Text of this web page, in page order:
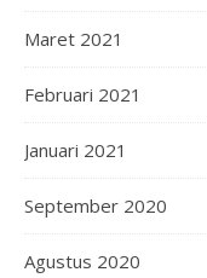
Maret 2021
Februari 2021
Januari 2021
September 2020
Agustus 2020